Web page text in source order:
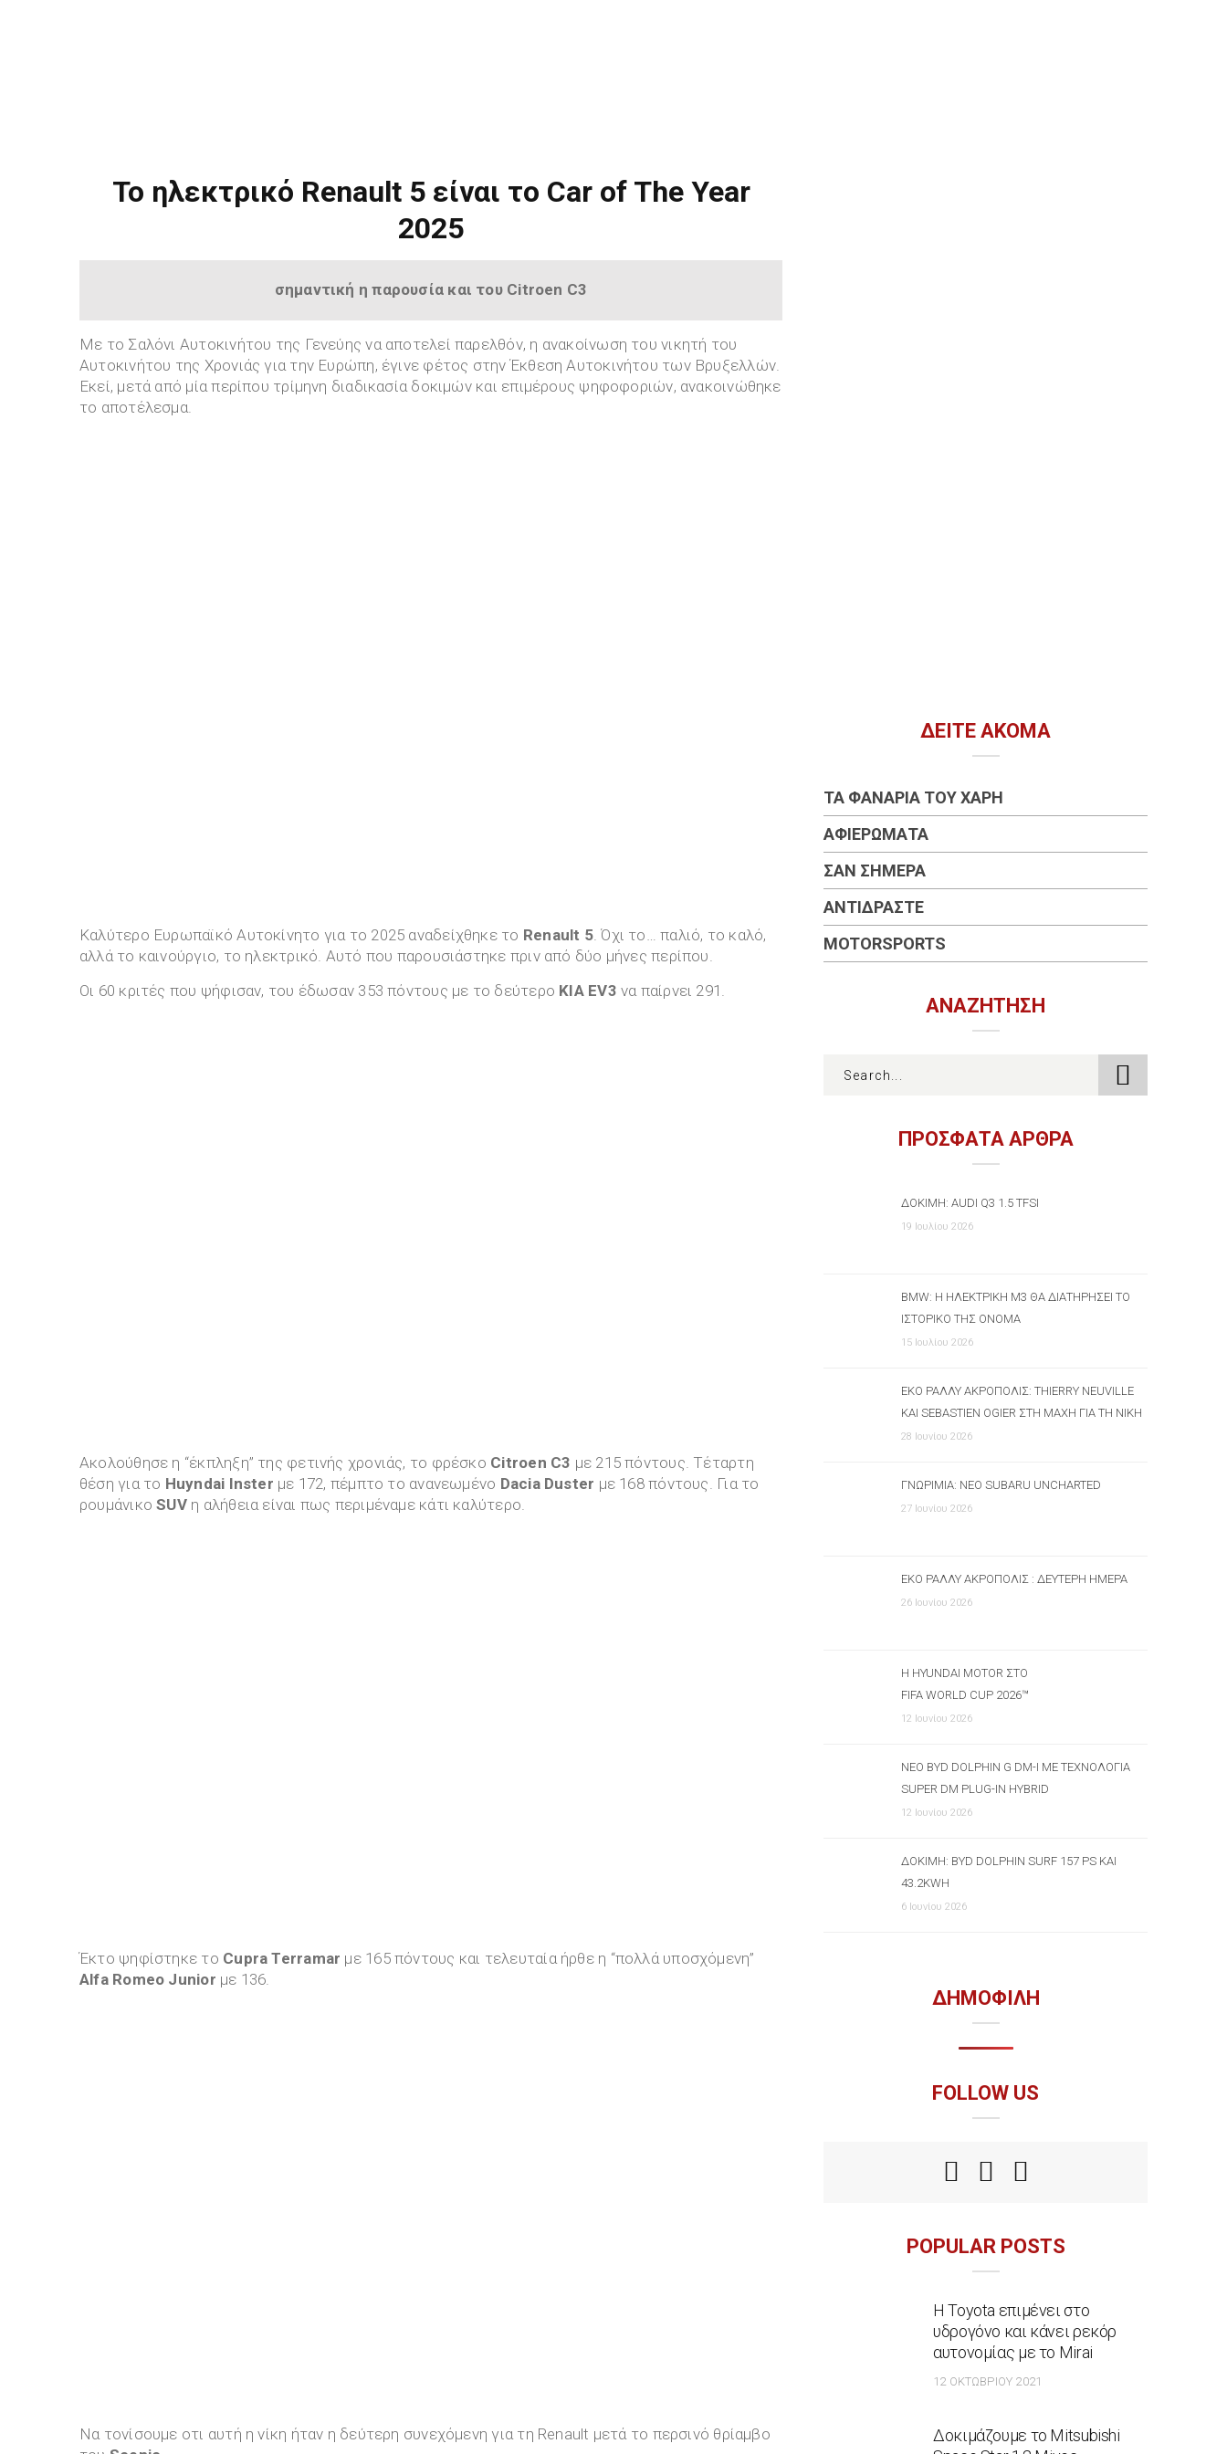
Το ηλεκτρικό Renault 5 είναι το Car of The Year
2025
σημαντική η παρουσία και του Citroen C3
Με το Σαλόνι Αυτοκινήτου της Γενεύης να αποτελεί παρελθόν, η ανακοίνωση του νικητή του
Αυτοκινήτου της Χρονιάς για την Ευρώπη, έγινε φέτος στην Έκθεση Αυτοκινήτου των Βρυξελλών.
Εκεί, μετά από μία περίπου τρίμηνη διαδικασία δοκιμών και επιμέρους ψηφοφοριών, ανακοινώθηκε
το αποτέλεσμα.
Καλύτερο Ευρωπαϊκό Αυτοκίνητο για το 2025 αναδείχθηκε το Renault 5. Όχι το… παλιό, το καλό,
αλλά το καινούργιο, το ηλεκτρικό. Αυτό που παρουσιάστηκε πριν από δύο μήνες περίπου.
Οι 60 κριτές που ψήφισαν, του έδωσαν 353 πόντους με το δεύτερο KIA EV3 να παίρνει 291.
Ακολούθησε η “έκπληξη” της φετινής χρονιάς, το φρέσκο Citroen C3 με 215 πόντους. Τέταρτη
θέση για το Huyndai Inster με 172, πέμπτο το ανανεωμένο Dacia Duster με 168 πόντους. Για το
ρουμάνικοSUV η αλήθεια είναι πως περιμέναμε κάτι καλύτερο.
Έκτο ψηφίστηκε το Cupra Terramar με 165 πόντους και τελευταία ήρθε η “πολλά υποσχόμενη”
Alfa Romeo Junior με 136.
Να τονίσουμε οτι αυτή η νίκη ήταν η δεύτερη συνεχόμενη για τη Renault μετά το περσινό θρίαμβο
ΔΕΊΤΕ ΑΚΌΜΑ
ΤΑ ΦΑΝΆΡΙΑ ΤΟΥ ΧΆΡΗ
ΑΦΙΕΡΏΜΑΤΑ
ΣΑΝ ΣΉΜΕΡΑ
ΑΝΤΙΔΡΆΣΤΕ
MOTORSPORTS
ΑΝΑΖΉΤΗΣΗ
ΠΡΟΣΦΑΤΑ ΑΡΘΡΑ
ΔΟΚΙΜΉ: AUDI Q3 1.5 TFSI
19 Ιουλίου 2026
BMW: Η ΗΛΕΚΤΡΙΚΉ M3 ΘΑ ΔΙΑΤΗΡΉΣΕΙ ΤΟ
ΙΣΤΟΡΙΚΌ ΤΗΣ ΌΝΟΜΑ
15 Ιουλίου 2026
ΕΚΟ ΡΆΛΛΥ ΑΚΡΌΠΟΛΙΣ: THIERRY NEUVILLE
ΚΑΙ SEBASTIEN OGIER ΣΤΗ ΜΆΧΗ ΓΙΑ ΤΗ ΝΊΚΗ
28 Ιουνίου 2026
ΓΝΩΡΙΜΊΑ: ΝΈΟ SUBARU UNCHARTED
27 Ιουνίου 2026
ΕΚΟ ΡΆΛΛΥ ΑΚΡΌΠΟΛΙΣ : ΔΕΎΤΕΡΗ ΗΜΈΡΑ
26 Ιουνίου 2026
Η HYUNDAI MOTOR ΣΤΟ
FIFA WORLD CUP 2026™
12 Ιουνίου 2026
ΝΈΟ BYD DOLPHIN G DM-I ΜΕ ΤΕΧΝΟΛΟΓΊΑ
SUPER DM PLUG-IN HYBRID
12 Ιουνίου 2026
ΔΟΚΙΜΉ: BYD DOLPHIN SURF 157 PS ΚΑΙ
43.2KWH
6 Ιουνίου 2026
ΔΗΜΟΦΙΛΗ
FOLLOW US
POPULAR POSTS
Η Toyota επιμένει στο
υδρογόνο και κάνει ρεκόρ
αυτονομίας με το Mirai
12 ΟΚΤΩΒΡΊΟΥ 2021
Δοκιμάζουμε το Mitsubishi